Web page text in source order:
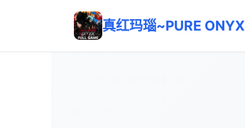
真红玛瑙~PURE ONYX